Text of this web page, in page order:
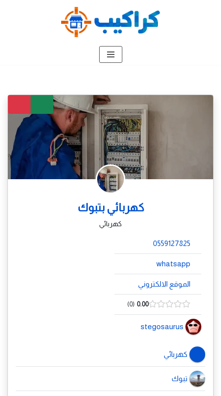
كهربائي بتبوك
كهربائي
0559127825
whatsapp
الموقع الالكتروني
0.00
0
stegosaurus
كهربائي
تبوك